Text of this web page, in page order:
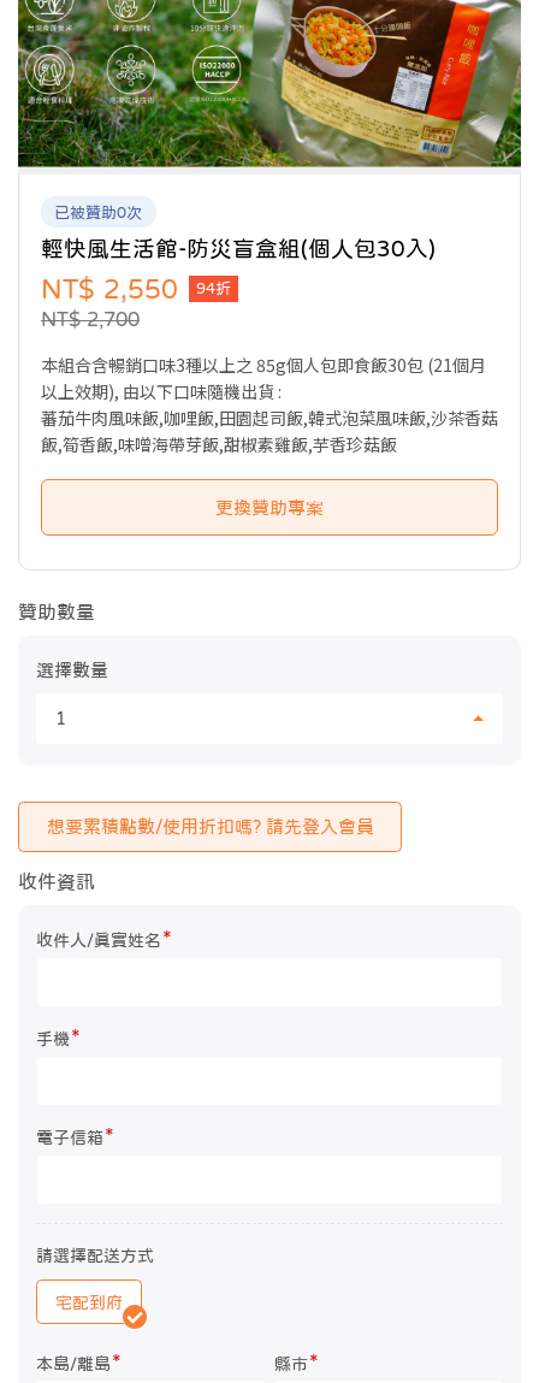
已被贊助0次
輕快風生活館-防災盲盒組(個人包30入)
NT$ 2,550 94折
NT$ 2,700
本組合含暢銷口味3種以上之 85g個人包即食飯30包 (21個月
以上效期), 由以下口味隨機出貨 :
蕃茄牛肉風味飯,咖哩飯,田園起司飯,韓式泡菜風味飯,沙茶香菇
飯,筍香飯,味噌海帶芽飯,甜椒素雞飯,芋香珍菇飯
更換贊助專案
贊助數量
選擇數量
1
想要累積點數/使用折扣嗎? 請先登入會員
收件資訊
收件人/真實姓名 *
手機*
電子信箱 *
請選擇配送方式
宅配到府
本島/離島 * 縣市 *